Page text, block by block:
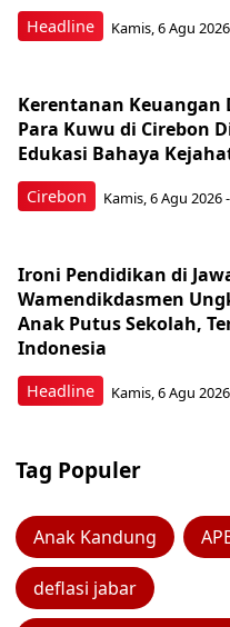
Headline Kamis, 6 Agu
Cirebon
Kerentanan Keuangan
Para Kuwu di Cirebon
Edukasi Bahaya
Kamis, 6 Agu 2026
Headline
Ironi Pendidikan di
Wamendikdasmen
Anak Putus Sekolah,
Indonesia
Kamis, 6 Agu
Tag Populer
Anak Kandung
deflasi jabar